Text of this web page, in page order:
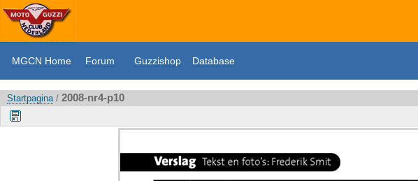
MGCN Home Forum Guzzishop Database
Startpagina/ 2008-nr4-p10